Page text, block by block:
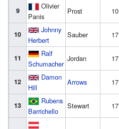
9
Olivier
Panis
Prost 10
10
Johnny
Herbert
Sauber 17
11
Ralf
Schumacher
Jordan 17
12
Damon
Hill
Arrows 17
13
Rubens
Barrichello
Stewart 17